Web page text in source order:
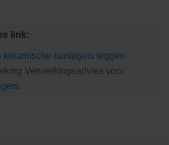
link:
keramische tuintegels leggen
Verwerkingsadvies voor